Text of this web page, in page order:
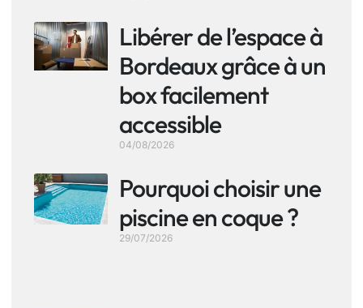
Libérer de l’espace à
Bordeaux grâce à un
box facilement
accessible
04/08/2026
Pourquoi choisir une
piscine en coque ?
29/07/2026